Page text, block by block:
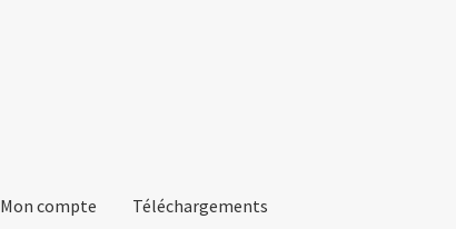
Mon compte Téléchargements